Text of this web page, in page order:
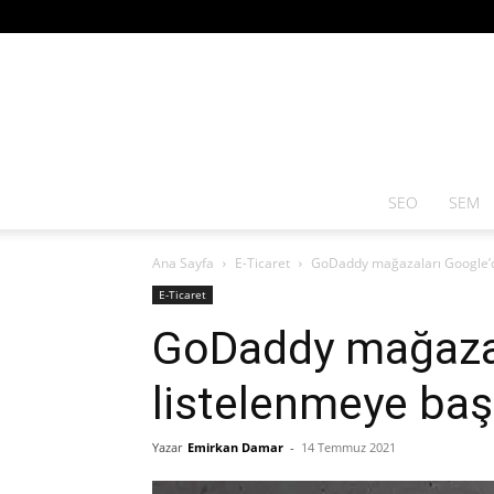
SEO SEM
Ana Sayfa E-Ticaret GoDaddy mağazaları
E-Ticaret
GoDaddy
listelenmeye
Yazar Emirkan Damar - 14 Temmuz 2021